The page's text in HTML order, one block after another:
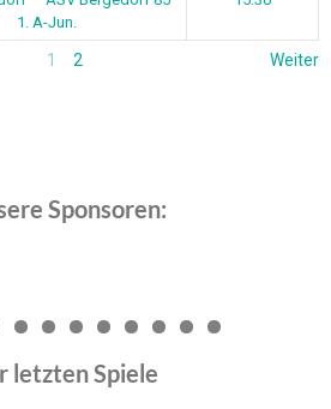
1. A-Jun.
1 2 Weiter
Sponsoren:
0 1 2
letzten Spiele